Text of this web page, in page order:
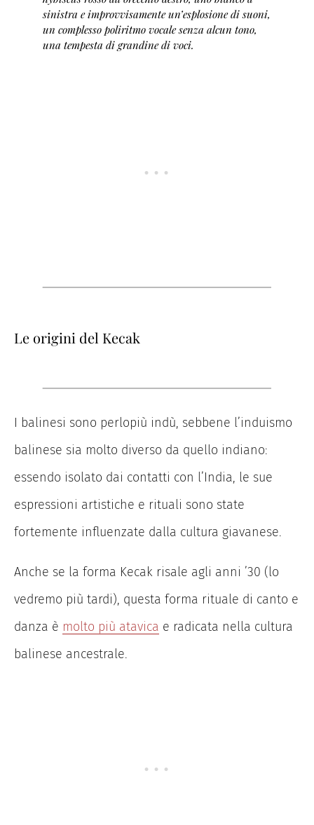
sinistra e improvvisamente un’esplosione di suoni,
un complesso poliritmo vocale senza alcun tono,
una tempesta di grandine di voci.
Le origini del Kecak
I balinesi sono perlopiù indù, sebbene l’induismo
balinese sia molto diverso da quello indiano:
essendo isolato dai contatti con l’India, le sue
espressioni artistiche e rituali sono state
fortemente influenzate dalla cultura giavanese.
Anche se la forma Kecak risale agli anni ’30 (lo
vedremo più tardi), questa forma rituale di canto e
danza è molto più atavica e radicata nella cultura
balinese ancestrale.